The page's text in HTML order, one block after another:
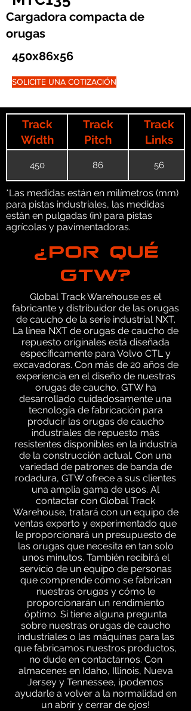
Cargadora compacta de
orugas
450x86x56
SOLICITE UNA COTIZACIÓN
Track
Width
Track
Pitch
Track
Links
450 86 56
*Las medidas están en milímetros (mm)
para pistas industriales, las medidas
están en pulgadas (in) para pistas
agrícolas y pavimentadoras.
¿POR QUÉ
GTW?
Global Track Warehouse es el
fabricante y distribuidor de las orugas
de caucho de la serie industrial NXT.
La línea NXT de orugas de caucho de
repuesto originales está diseñada
específicamente para Volvo CTL y
excavadoras. Con más de 20 años de
experiencia en el diseño de nuestras
orugas de caucho, GTW ha
desarrollado cuidadosamente una
tecnología de fabricación para
producir las orugas de caucho
industriales de repuesto más
resistentes disponibles en la industria
de la construcción actual. Con una
variedad de patrones de banda de
rodadura, GTW ofrece a sus clientes
una amplia gama de usos. Al
contactar con Global Track
Warehouse, tratará con un equipo de
ventas experto y experimentado que
le proporcionará un presupuesto de
las orugas que necesita en tan solo
unos minutos. También recibirá el
servicio de un equipo de personas
que comprende cómo se fabrican
nuestras orugas y cómo le
proporcionarán un rendimiento
óptimo. Si tiene alguna pregunta
sobre nuestras orugas de caucho
industriales o las máquinas para las
que fabricamos nuestros productos,
no dude en contactarnos. Con
almacenes en Idaho, Illinois, Nueva
Jersey y Tennessee, ¡podemos
ayudarle a volver a la normalidad en
un abrir y cerrar de ojos!